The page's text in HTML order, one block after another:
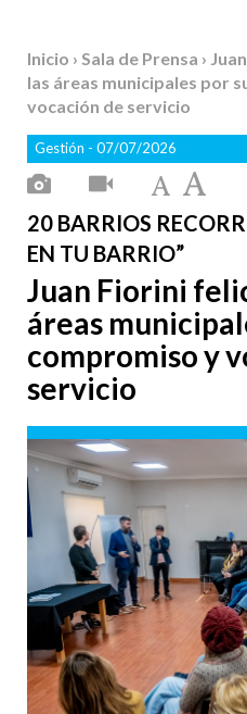
Inicio › Sala de Prensa ›
las áreas municipales por
vocación de servicio
Gestión - 07/07/2026
20 BARRIOS
EN TU BARRIO”
Juan Fiorini
áreas
compromiso y
servicio